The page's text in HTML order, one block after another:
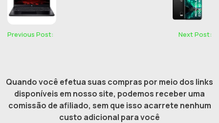
Previous Post: Next Post:
Quando você efetua suas compras por meio dos links
disponíveis em nosso site, podemos receber uma
comissão de afiliado, sem que isso acarrete nenhum
custo adicional para você